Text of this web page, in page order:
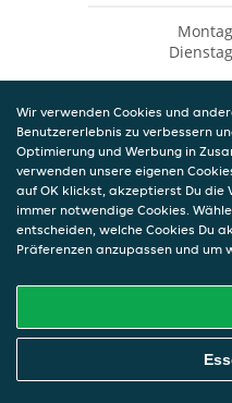
Montag
Dienstag
Donnerstag
Freitag
Samstag
Sonntag
Wir verwenden Cookies und
Benutzererlebnis zu verbessern
Optimierung und Werbung in
verwenden unsere eigenen
auf OK klickst, akzeptierst Du die
immer notwendige Cookies. Wähle
entscheiden, welche Cookies Du
Präferenzen anzupassen und um